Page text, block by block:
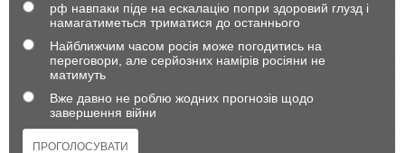
рф навпаки піде на ескалацію попри здоровий глузд і
намагатиметься триматися до останнього
Найближчим часом росія може погодитись на
переговори, але серйозних намірів росіяни не
матимуть
Вже давно не роблю жодних прогнозів щодо
завершення війни